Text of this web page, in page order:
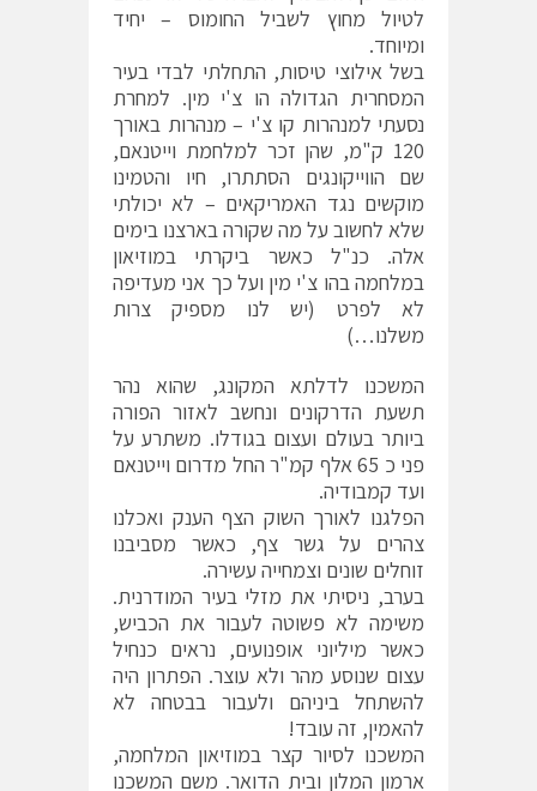
לטיול מחוץ לשביל החומוס – יחיד
ומיוחד.
בשל אילוצי טיסות, התחלתי לבדי בעיר
המסחרית הגדולה הו צ'י מין. למחרת
נסעתי למנהרות קו צ'י – מנהרות באורך
120 ק"מ, שהן זכר למלחמת וייטנאם,
שם הווייקונגים הסתתרו, חיו והטמינו
מוקשים נגד האמריקאים – לא יכולתי
שלא לחשוב על מה שקורה בארצנו בימים
אלה. כנ"ל כאשר ביקרתי במוזיאון
במלחמה בהו צ'י מין ועל כך אני מעדיפה
לא לפרט (יש לנו מספיק צרות
משלנו…)
המשכנו לדלתא המקונג, שהוא נהר
תשעת הדרקונים ונחשב לאזור הפורה
ביותר בעולם ועצום בגודלו. משתרע על
פני כ 65 אלף קמ"ר החל מדרום וייטנאם
ועד קמבודיה.
הפלגנו לאורך השוק הצף הענק ואכלנו
צהרים על גשר צף, כאשר מסביבנו
זוחלים שונים וצמחייה עשירה.
בערב, ניסיתי את מזלי בעיר המודרנית.
משימה לא פשוטה לעבור את הכביש,
כאשר מיליוני אופנועים, נראים כנחיל
עצום שנוסע מהר ולא עוצר. הפתרון היה
להשתחל ביניהם ולעבור בבטחה לא
להאמין, זה עובד!
המשכנו לסיור קצר במוזיאון המלחמה,
ארמון המלון ובית הדואר. משם המשכנו